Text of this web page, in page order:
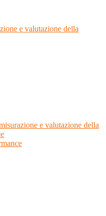
e valutazione della
e valutazione della